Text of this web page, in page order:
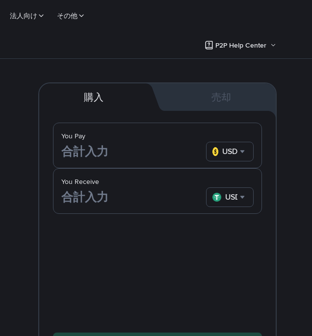
法人向け その他
P2P Help Center
購入 売却
You Pay
USD
You Receive
USDT